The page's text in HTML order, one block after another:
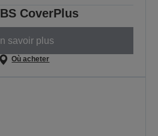
CoverPlus
savoir plus
Où acheter